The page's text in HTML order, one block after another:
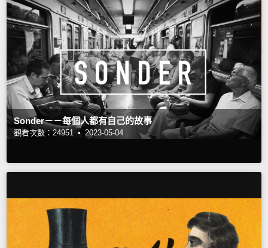
Sonder－－每個人都有自己的故事
觀看次數：24951 • 2023-05-04